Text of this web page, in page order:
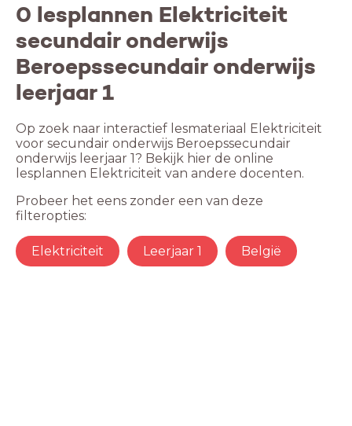
0 lesplannen Elektriciteit
secundair onderwijs
Beroepssecundair onderwijs
leerjaar 1
Op zoek naar interactief lesmateriaal Elektriciteit
voor secundair onderwijs Beroepssecundair
onderwijs leerjaar 1? Bekijk hier de online
lesplannen Elektriciteit van andere docenten.
Probeer het eens zonder een van deze
filteropties:
Elektriciteit Leerjaar 1 België